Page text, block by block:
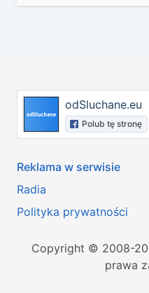
odSluchane.eu
Polub tę stronę
Reklama w serwisie
Radia
Polityka prywatności
Copyright © 2008-
prawa